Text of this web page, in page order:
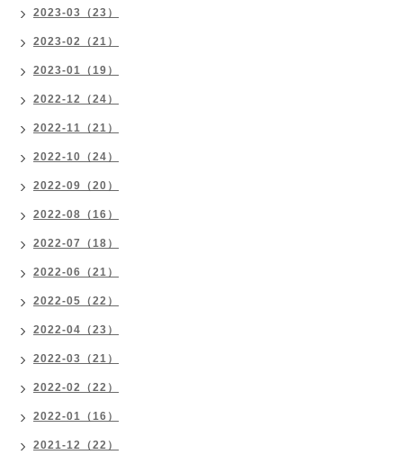
2023-03（23）
2023-02（21）
2023-01（19）
2022-12（24）
2022-11（21）
2022-10（24）
2022-09（20）
2022-08（16）
2022-07（18）
2022-06（21）
2022-05（22）
2022-04（23）
2022-03（21）
2022-02（22）
2022-01（16）
2021-12（22）